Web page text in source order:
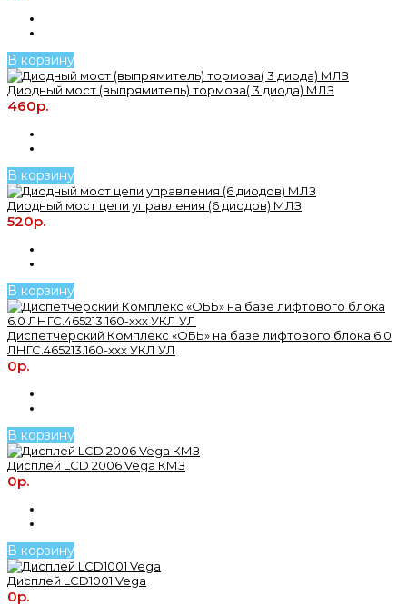
В корзину
Диодный мост (выпрямитель) тормоза( 3 диода) МЛЗ
460р.
В корзину
Диодный мост цепи управления (6 диодов) МЛЗ
520р.
В корзину
Диспетчерский Комплекс «ОБЬ» на базе лифтового блока 6.0
ЛНГС.465213.160-ххх УКЛ УЛ
0р.
В корзину
Дисплей LCD 2006 Vega КМЗ
0р.
В корзину
Дисплей LCD1001 Vega
0р.